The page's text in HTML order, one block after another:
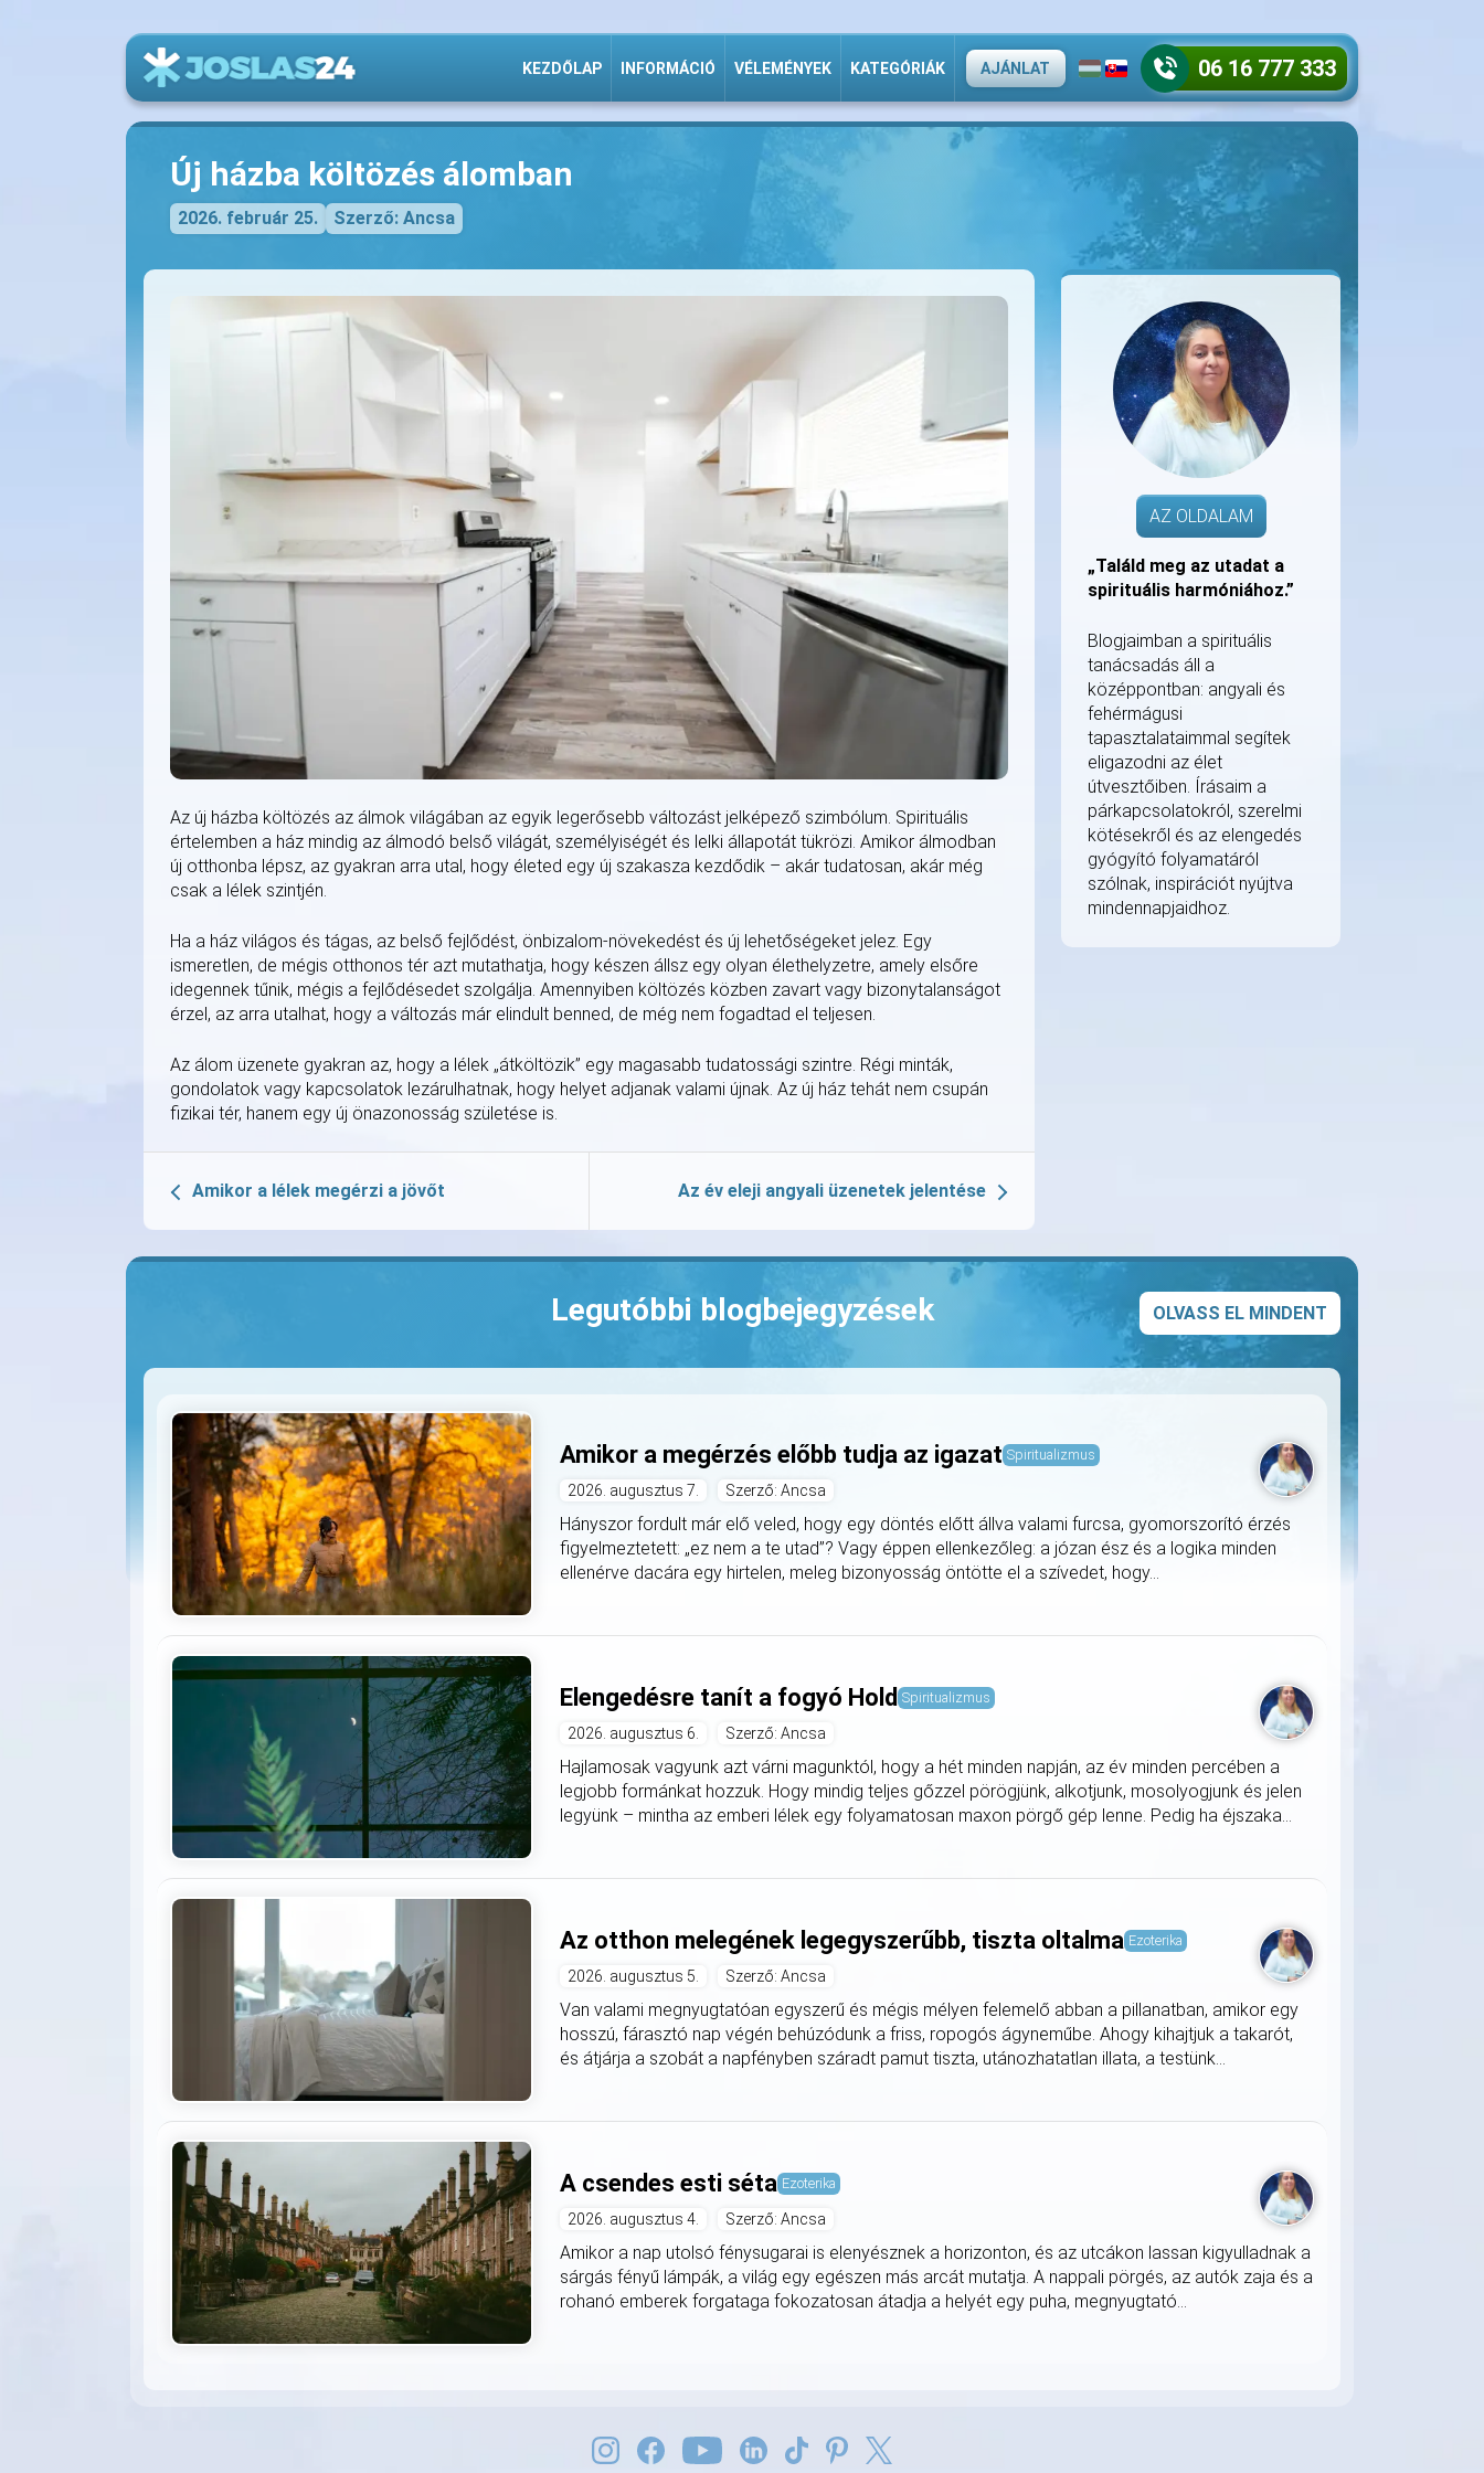
KEZDŐLAP INFORMÁCIÓ VÉLEMÉNYEK KATEGÓRIÁK AJÁNLAT 06 16 777 333
Új házba költözés álomban
2026. február 25. Szerző: Ancsa
Az új házba költözés az álmok világában az egyik legerősebb változást jelképező szimbólum. Spirituális
értelemben a ház mindig az álmodó belső világát, személyiségét és lelki állapotát tükrözi. Amikor álmodban
új otthonba lépsz, az gyakran arra utal, hogy életed egy új szakasza kezdődik – akár tudatosan, akár még
csak a lélek szintjén.
Ha a ház világos és tágas, az belső fejlődést, önbizalom-növekedést és új lehetőségeket jelez. Egy
ismeretlen, de mégis otthonos tér azt mutathatja, hogy készen állsz egy olyan élethelyzetre, amely elsőre
idegennek tűnik, mégis a fejlődésedet szolgálja. Amennyiben költözés közben zavart vagy bizonytalanságot
érzel, az arra utalhat, hogy a változás már elindult benned, de még nem fogadtad el teljesen.
Az álom üzenete gyakran az, hogy a lélek „átköltözik” egy magasabb tudatossági szintre. Régi minták,
gondolatok vagy kapcsolatok lezárulhatnak, hogy helyet adjanak valami újnak. Az új ház tehát nem csupán
fizikai tér, hanem egy új önazonosság születése is.
Amikor a lélek megérzi a jövőt Az év eleji angyali üzenetek jelentése
AZ OLDALAM
„Találd meg az utadat a
spirituális harmóniához.”
Blogjaimban a spirituális
tanácsadás áll a
középpontban: angyali és
fehérmágusi
tapasztalataimmal segítek
eligazodni az élet
útvesztőiben. Írásaim a
párkapcsolatokról, szerelmi
kötésekről és az elengedés
gyógyító folyamatáról
szólnak, inspirációt nyújtva
mindennapjaidhoz.
Legutóbbi blogbejegyzések OLVASS EL MINDENT
Amikor a megérzés előbb tudja az igazat Spiritualizmus
2026. augusztus 7. Szerző: Ancsa
Hányszor fordult már elő veled, hogy egy döntés előtt állva valami furcsa, gyomorszorító érzés
figyelmeztetett: „ez nem a te utad”? Vagy éppen ellenkezőleg: a józan ész és a logika minden
ellenérve dacára egy hirtelen, meleg bizonyosság öntötte el a szívedet, hogy...
Elengedésre tanít a fogyó Hold Spiritualizmus
2026. augusztus 6. Szerző: Ancsa
Hajlamosak vagyunk azt várni magunktól, hogy a hét minden napján, az év minden percében a
legjobb formánkat hozzuk. Hogy mindig teljes gőzzel pörögjünk, alkotjunk, mosolyogjunk és jelen
legyünk – mintha az emberi lélek egy folyamatosan maxon pörgő gép lenne. Pedig ha éjszaka...
Az otthon melegének legegyszerűbb, tiszta oltalma Ezoterika
2026. augusztus 5. Szerző: Ancsa
Van valami megnyugtatóan egyszerű és mégis mélyen felemelő abban a pillanatban, amikor egy
hosszú, fárasztó nap végén behúzódunk a friss, ropogós ágyneműbe. Ahogy kihajtjuk a takarót,
és átjárja a szobát a napfényben száradt pamut tiszta, utánozhatatlan illata, a testünk...
A csendes esti séta Ezoterika
2026. augusztus 4. Szerző: Ancsa
Amikor a nap utolsó fénysugarai is elenyésznek a horizonton, és az utcákon lassan kigyulladnak a
sárgás fényű lámpák, a világ egy egészen más arcát mutatja. A nappali pörgés, az autók zaja és a
rohanó emberek forgataga fokozatosan átadja a helyét egy puha, megnyugtató...